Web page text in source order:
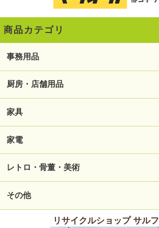
商品カテゴリ
事務用品
厨房・店舗用品
家具
家電
レトロ・骨董・美術
その他
リサイクルショップ サルフ